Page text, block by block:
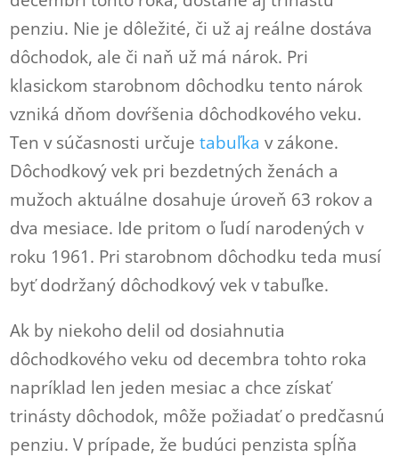
penziu. Nie je dôležité, či už aj reálne dostáva
dôchodok, ale či naň už má nárok. Pri
klasickom starobnom dôchodku tento nárok
vzniká dňom dovŕšenia dôchodkového veku.
Ten v súčasnosti určujetabuľka v zákone.
Dôchodkový vek pri bezdetných ženách a
mužoch aktuálne dosahuje úroveň 63 rokov a
dva mesiace. Ide pritom o ľudí narodených v
roku 1961. Pri starobnom dôchodku teda musí
byť dodržaný dôchodkový vek v tabuľke.
Ak by niekoho delil od dosiahnutia
dôchodkového veku od decembra tohto roka
napríklad len jeden mesiac a chce získať
trinásty dôchodok, môže požiadať o predčasnú
penziu. V prípade, že budúci penzista spĺňa